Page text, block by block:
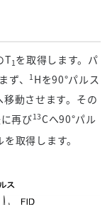
T1 を取得します。パ
ず、 1 Hを90°パルス
移動させます。その
再び13Cへ90°パル
取得します。